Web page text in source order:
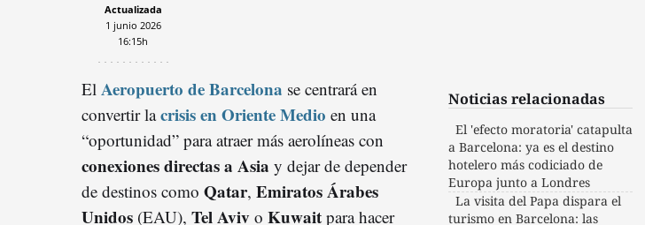
Actualizada
1 junio 2026
16:15h
Noticias relacionadas
El 'efecto moratoria' catapulta
a Barcelona: ya es el destino
hotelero más codiciado de
Europa junto a Londres
La visita del Papa dispara el
turismo en Barcelona: las
El Aeropuerto de Barcelona se centrará en
convertir lacrisis en Oriente Medio en una
“oportunidad” para atraer más aerolíneas con
conexionesdirectas a Asia y dejar de depender
de destinos como Qatar, Emiratos Árabes
Unidos (EAU), Tel Aviv o Kuwait para hacer